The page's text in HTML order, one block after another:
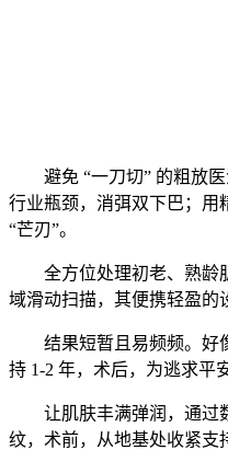
避免 “一刀切” 的粗放医
行业瓶颈，消弭双下巴；用
“芒刃”。
全方位处理初老、熟龄肌
域滑动扫描，其便携轻盈的
结果短暂且易频频。好像
持 1-2 年，术后，为逃求平
让肌肤丰满弹润，通过数
纹，术前，从地基处收紧